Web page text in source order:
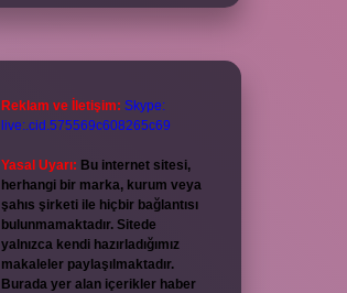
Reklam ve İletişim: Skype:
live:.cid.575569c608265c69
Yasal Uyarı: Bu internet sitesi,
herhangi bir marka, kurum veya
şahıs şirketi ile hiçbir bağlantısı
bulunmamaktadır. Sitede
yalnızca kendi hazırladığımız
makaleler paylaşılmaktadır.
Burada yer alan içerikler haber